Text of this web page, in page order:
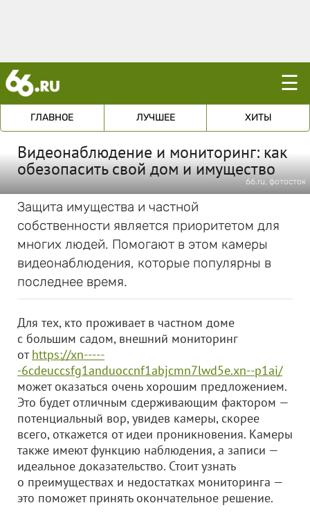
☰
ГЛАВНОЕ ЛУЧШЕЕ ХИТЫ
Видеонаблюдение и мониторинг: как
обезопасить свой дом и имущество
66.ru, фотосток
Защита имущества и частной
собственности является приоритетом для
многих людей. Помогают в этом камеры
видеонаблюдения, которые популярны в
последнее время.
Для тех, кто проживает в частном доме
с большим садом, внешний мониторинг
отhttps://xn-----
-6cdeuccsfg1anduoccnf1abjcmn7lwd5e.xn--p1ai/
может оказаться очень хорошим предложением.
Это будет отличным сдерживающим фактором —
потенциальный вор, увидев камеры, скорее
всего, откажется от идеи проникновения. Камеры
также имеют функцию наблюдения, а записи —
идеальное доказательство. Стоит узнать
о преимуществах и недостатках мониторинга —
это поможет принять окончательное решение.